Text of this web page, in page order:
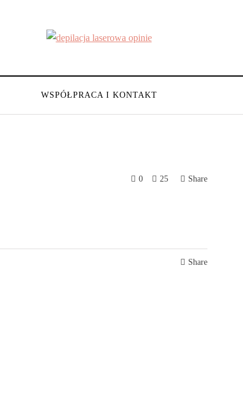
WSPÓŁPRACA I KONTAKT
0 25 Share
Share